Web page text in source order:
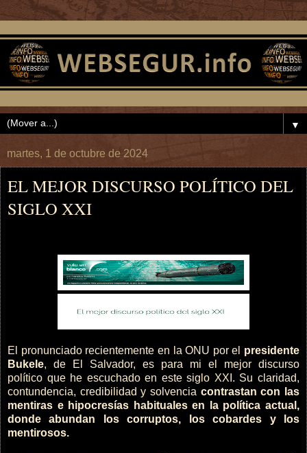
▼
martes, 1 de octubre de 2024
EL MEJOR DISCURSO POLÍTICO DEL
SIGLO XXI
El pronunciado recientemente en la ONU por el presidente
Bukele, de El Salvador, es para mi el mejor discurso
político que he escuchado en este siglo XXI. Su claridad,
contundencia, credibilidad y solvencia contrastan con las
mentiras e hipocresías habituales en la política actual,
donde abundan los corruptos, los cobardes y los
mentirosos.